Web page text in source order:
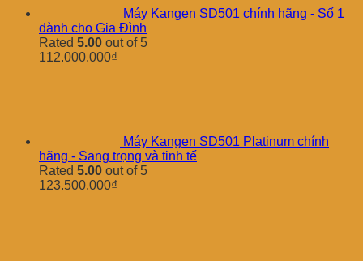
Máy Kangen SD501 chính hãng - Số 1
dành cho Gia Đình
Rated 5.00 out of 5
112.000.000₫
Máy Kangen SD501 Platinum chính
hãng - Sang trọng và tinh tế
Rated 5.00 out of 5
123.500.000₫